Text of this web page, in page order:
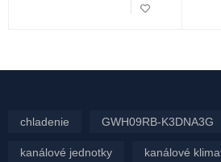
chladenie GWH09RB-K3DNA3G
kanálové jednotky kanálové